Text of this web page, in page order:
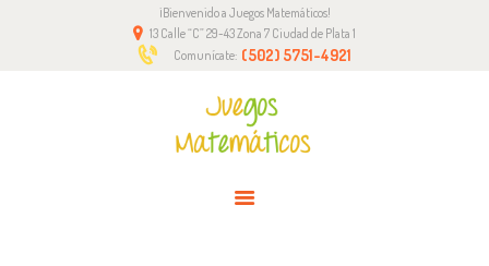
¡Bienvenido a Juegos Matemáticos!
13 Calle “C” 29-43 Zona 7 Ciudad de Plata 1
Comunícate: (502) 5751-4921
NOSOTROS